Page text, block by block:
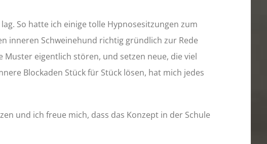
So hatte ich einige tolle Hypnosesitzungen zum
inneren Schweinehund richtig gründlich zur Rede
eigentlich stören, und setzen neue, die viel
Blockaden Stück für Stück lösen, hat mich jedes
und ich freue mich, dass das Konzept in der Schule